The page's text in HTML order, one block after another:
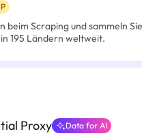
beim Scraping und sammeln
195 Ländern weltweit.
Proxy Data for AI